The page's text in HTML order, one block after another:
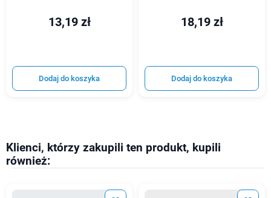
13,19 zł
Dodaj do koszyka
18,19 zł
Dodaj do koszyka
Klienci, którzy zakupili ten produkt, kupili
również: